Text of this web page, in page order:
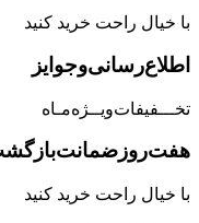
با خیال راحت خرید کنید
اطلاع‌رسانی‌و‌جوایز
تخـــفیفات‌ویــژه‌مـاه
با خیال راحت خرید کنید